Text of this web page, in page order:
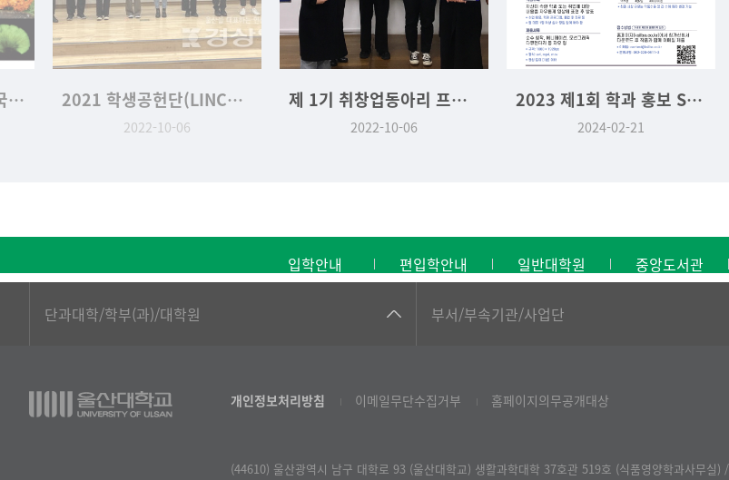
최석영 교수님 집필 '한국야생버섯도감' 2022년 세종도서 선정 2021 학생공헌단(LINCUS) 7기 성과발표회
2022-10-06
제 1기 취창업동아리 프로그램 시상식
2022-10-06
2023 제1회 학과 홍보 Shorts 영상 경진대회 대상
2024-02-21
입학안내 편입학안내 일반대학원 중앙도서관
단과대학/학부(과)/대학원
▷일본어·일본학과
부서/부속기관/사업단
교무처교직팀
국제교류처
개인정보처리방침 이메일무단수집거부 홈페이지의무공개대상
(44610) 울산광역시 남구 대학로 93 (울산대학교) 생활과학대학 37호관 519호 (식품영양학과사무실